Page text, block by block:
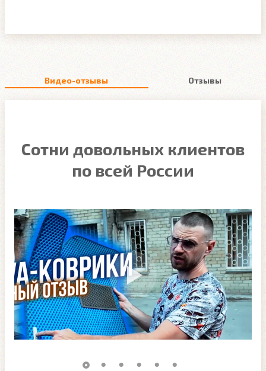
Видео-отзывы Отзывы
Сотни довольных клиентов
по всей России